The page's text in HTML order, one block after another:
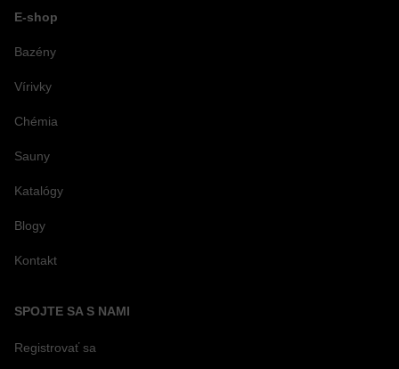
E-shop
Bazény
Vírivky
Chémia
Sauny
Katalógy
Blogy
Kontakt
SPOJTE SA S NAMI
Registrovať sa